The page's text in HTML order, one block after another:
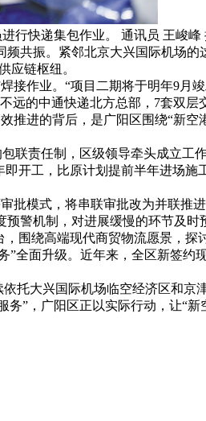
行快递集包作业。 通讯员 王峻峰
共振。紧邻北京大兴国际机场的
应链枢纽。
作业。“项目二期将于明年9月
的中通快递北方总部，7套双层
推进的背后，是广阳区围绕“新空
联责任制，区级领导牵头成立工
开工，比原计划提前半年进场施
批模式，将串联审批改为并联推
警机制，对进展缓慢的环节及时
围绕高端现代商贸物流愿景，探
”全面升级。近年来，全区新签约
托大兴国际机场临空经济区和京
”，广阳区正以实际行动，让“